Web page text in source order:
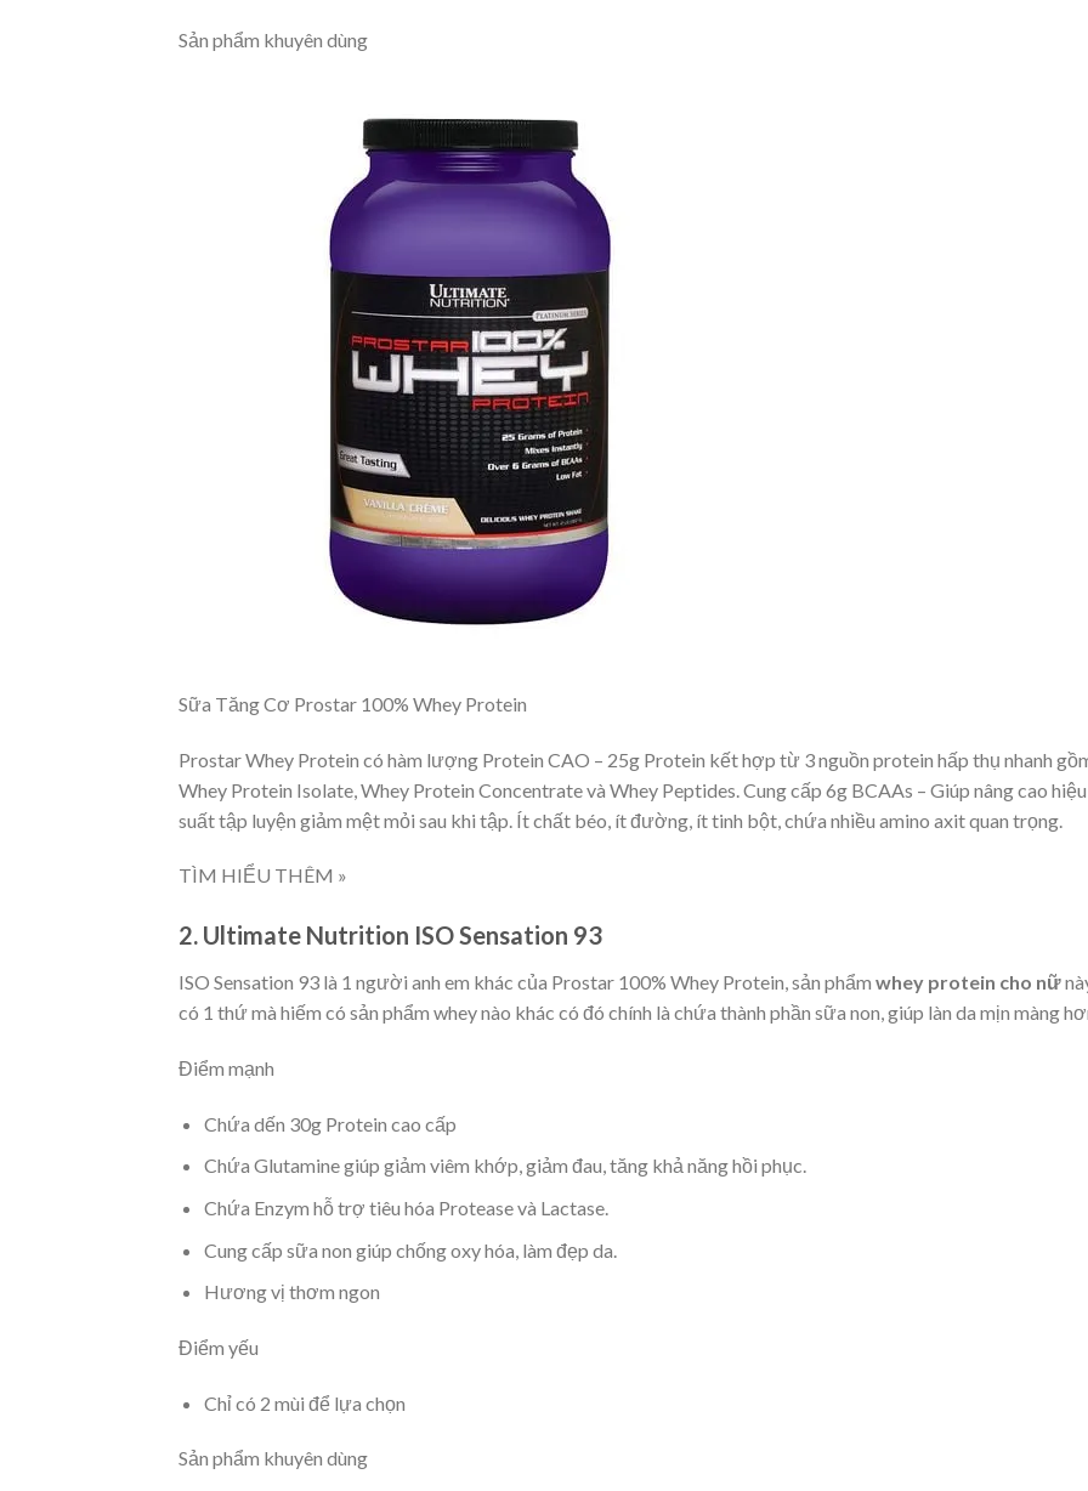
Sản phẩm khuyên dùng
Sữa Tăng Cơ Prostar 100% Whey Protein
Prostar Whey Protein có hàm lượng Protein CAO – 25g Protein kết hợp từ 3 nguồn protein hấp thụ nhanh
Whey Protein Isolate, Whey Protein Concentrate và Whey Peptides. Cung cấp 6g BCAAs – Giúp nâng cao hiệu
suất tập luyện giảm mệt mỏi sau khi tập. Ít chất béo, ít đường, ít tinh bột, chứa nhiều amino axit quan trọng.
TÌM HIỂU THÊM »
2. Ultimate Nutrition ISO Sensation 93
ISO Sensation 93 là 1 người anh em khác của Prostar 100% Whey Protein, sản phẩm whey protein cho nữ
có 1 thứ mà hiếm có sản phẩm whey nào khác có đó chính là chứa thành phần sữa non, giúp làn da mịn màng
Điểm mạnh
Chứa dến 30g Protein cao cấp
Chứa Glutamine giúp giảm viêm khớp, giảm đau, tăng khả năng hồi phục.
Chứa Enzym hỗ trợ tiêu hóa Protease và Lactase.
Cung cấp sữa non giúp chống oxy hóa, làm đẹp da.
Hương vị thơm ngon
Điểm yếu
Chỉ có 2 mùi để lựa chọn
Sản phẩm khuyên dùng